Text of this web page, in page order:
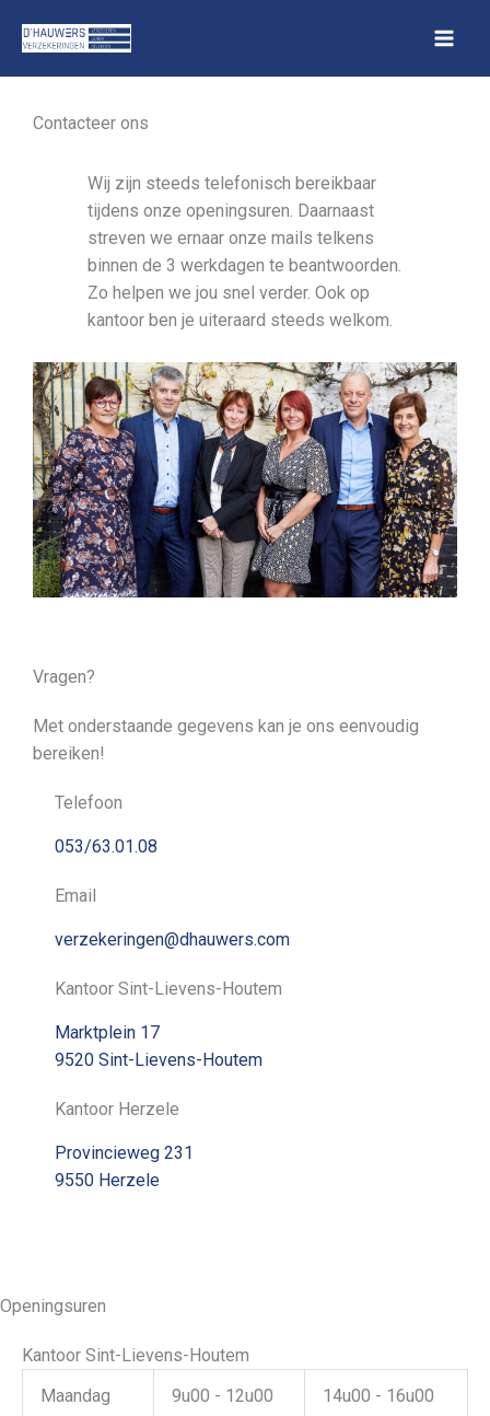
naar
Contacteer ons
Wij zijn steeds telefonisch bereikbaar
tijdens onze openingsuren. Daarnaast
streven we ernaar onze mails telkens
binnen de 3 werkdagen te beantwoorden.
Zo helpen we jou snel verder. Ook op
kantoor ben je uiteraard steeds welkom.
Vragen?
Met onderstaande gegevens kan je ons eenvoudig
bereiken!
Telefoon
053/63.01.08
Email
verzekeringen@dhauwers.com
Kantoor Sint-Lievens-Houtem
Marktplein 17
9520 Sint-Lievens-Houtem
Kantoor Herzele
Provincieweg 231
9550 Herzele
Openingsuren
Kantoor Sint-Lievens-Houtem
Maandag
9u00 - 12u00 14u00 - 16u00